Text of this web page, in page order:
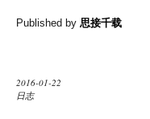
Published by 思接千载
2016-01-22
日志